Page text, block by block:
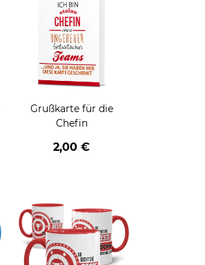
Grußkarte für die
Chefin
2,00 €